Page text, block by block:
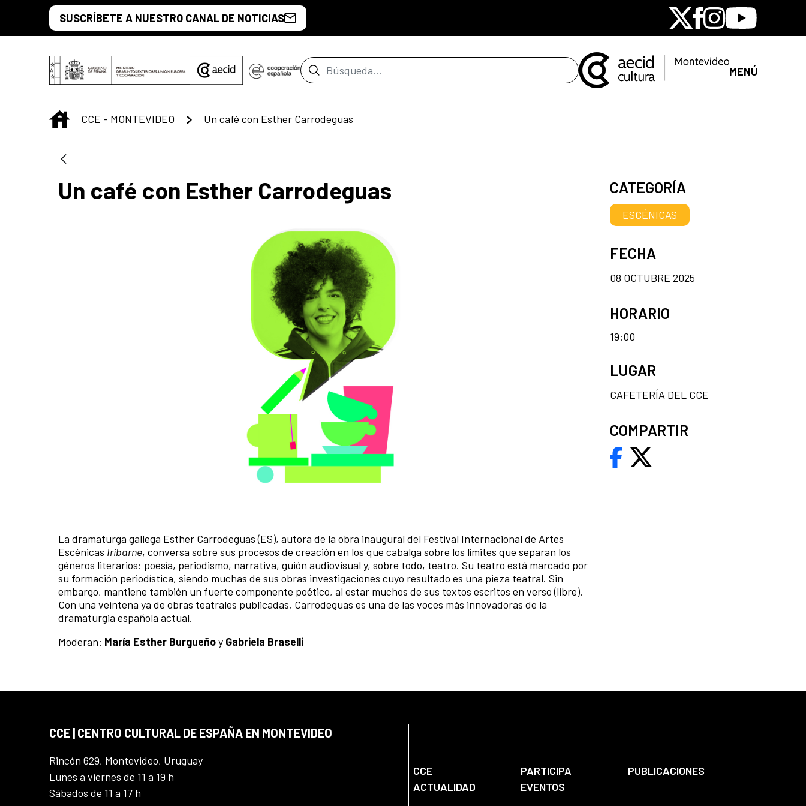
Saltar al contenido principal
SUSCRÍBETE A NUESTRO CANAL DE NOTICIAS X Facebook
Instagram
Youtube
Barra de búsqueda MENÚ
INICIO
CCE - MONTEVIDEO Un café con Esther Carrodeguas
Un café con Esther Carrodeguas
La dramaturga gallega Esther Carrodeguas (ES), autora de la obra inaugural del Festival Internacional de Artes
Escénicas Iribarne, conversa sobre sus procesos de creación en los que cabalga sobre los límites que separan los
géneros literarios: poesía, periodismo, narrativa, guión audiovisual y, sobre todo, teatro. Su teatro está marcado por
su formación periodística, siendo muchas de sus obras investigaciones cuyo resultado es una pieza teatral. Sin
embargo, mantiene también un fuerte componente poético, al estar muchos de sus textos escritos en verso (libre).
Con una veintena ya de obras teatrales publicadas, Carrodeguas es una de las voces más innovadoras de la
dramaturgia española actual.
Moderan: María Esther Burgueñoy Gabriela Braselli
CATEGORÍA
ESCÉNICAS
FECHA
08 OCTUBRE 2025
HORARIO
19:00
LUGAR
CAFETERÍA DEL CCE
COMPARTIR
CCE | CENTRO CULTURAL DE ESPAÑA EN MONTEVIDEO
Rincón 629, Montevideo, Uruguay
Lunes a viernes de 11 a 19 h
Sábados de 11 a 17 h
CCE PARTICIPA
PUBLICACIONES
ACTUALIDAD
EVENTOS